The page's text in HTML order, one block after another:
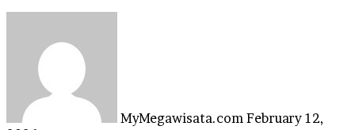
MyMegawisata.com February 12,